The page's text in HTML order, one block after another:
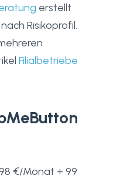
erstellt
Risikoprofil.
Filialbetriebe
€/Monat + 99